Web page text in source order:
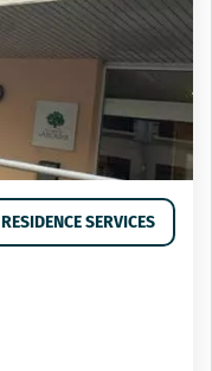
RESIDENCE SERVICES